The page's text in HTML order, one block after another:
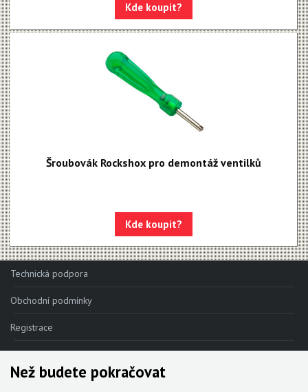
Kde koupit?
Šroubovák Rockshox pro demontáž ventilků
Kde koupit?
Technická podpora
Obchodní podmínky
Registrace
Reklamace
Kde nakoupit
Než budete pokračovat